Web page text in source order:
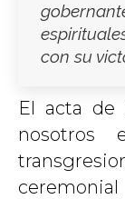
con su
El acta de
nosotros